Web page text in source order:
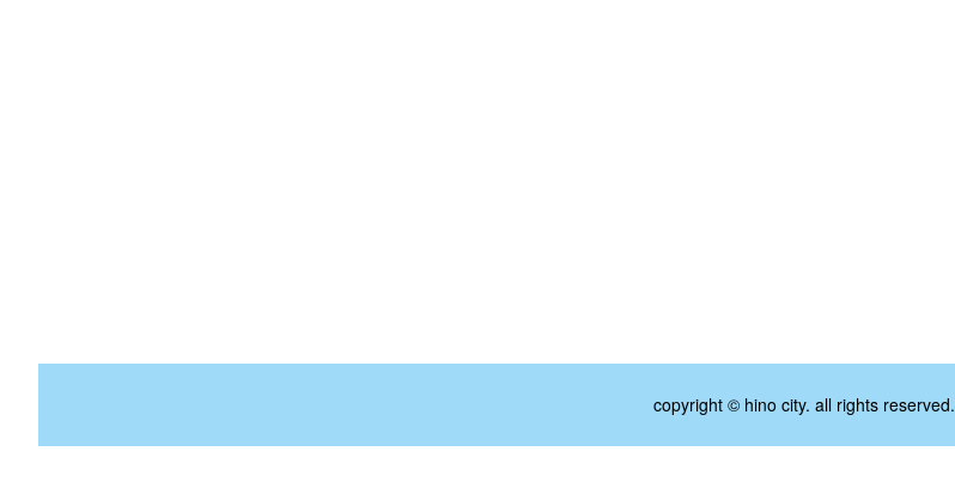
copyright © hino city. all rights reserved.